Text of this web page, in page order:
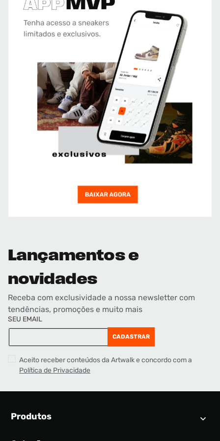
Lançamentos e
novidades
Receba com exclusividade a nossa newsletter com
tendências, promoções e muito mais
SEU EMAIL
CADASTRAR
Aceito receber conteúdos da Artwalk e concordo com a
Política de Privacidade
Produtos